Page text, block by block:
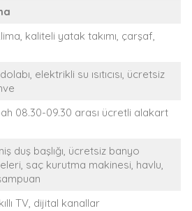
kaliteli yatak takımı, çarşaf,
elektrikli su ısıtıcısı, ücretsiz
08.30-09.30 arası ücretli alakart
duş başlığı, ücretsiz banyo
saç kurutma makinesi, havlu,
TV, dijital kanallar